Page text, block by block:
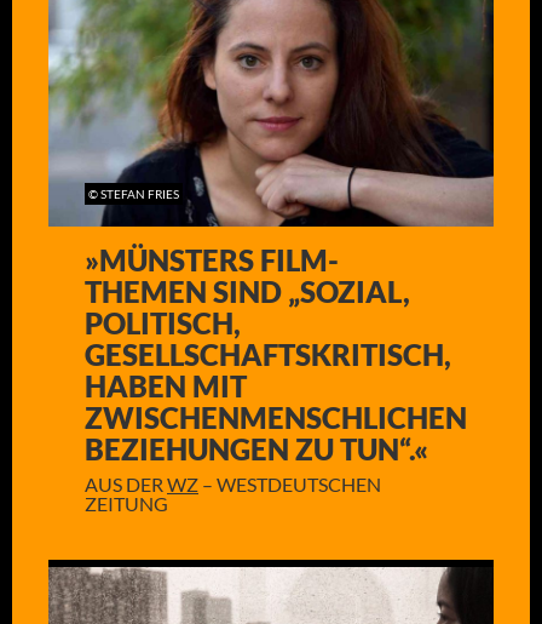
© STEFAN FRIES
»MÜNSTERS FILM-
THEMEN SIND „SOZIAL,
POLITISCH,
GESELLSCHAFTSKRITISCH,
HABEN MIT
ZWISCHENMENSCHLICHEN
BEZIEHUNGEN ZU TUN“.«
AUS DER WZ – WESTDEUTSCHEN
ZEITUNG